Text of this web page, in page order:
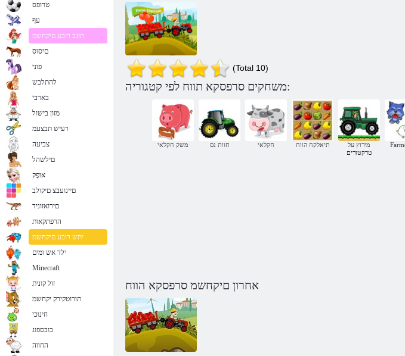
(Total 10)
משחקים סרפסקא תווח לפי קטגוריה:
משק חקלאי חוות נס חקלאי תיאלקח הווח
מירוץ על
טרקטורים
אחרון םיקחשמ סרפסקא הווח
טרופס
עף
תונב רובע םיקחשמ
םיסוס
פוני
להתלבש
בארבי
מזון בישול
רעיש תבצעמ
צביעה
םילשהל
אּופָק
םיינועבצ םיקולב
םירואזוניד
הרפתקאות
יתש רובע םיקחשמ
ילד אש ומים
Minecraft
זול קונית
תורוטקירק יקחשמ
חינוכי
בובספוג
החווה